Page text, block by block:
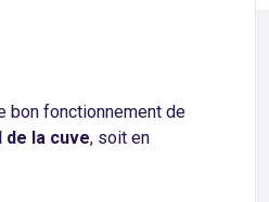
bon fonctionnement de
de la cuve, soit en